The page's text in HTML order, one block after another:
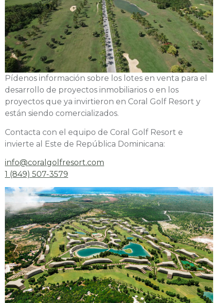
Pídenos información sobre los lotes en venta para el
desarrollo de proyectos inmobiliarios o en los
proyectos que ya invirtieron en Coral Golf Resort y
están siendo comercializados.
Contacta con el equipo de Coral Golf Resort e
invierte al Este de República Dominicana:
info@coralgolfresort.com
1 (849) 507-3579